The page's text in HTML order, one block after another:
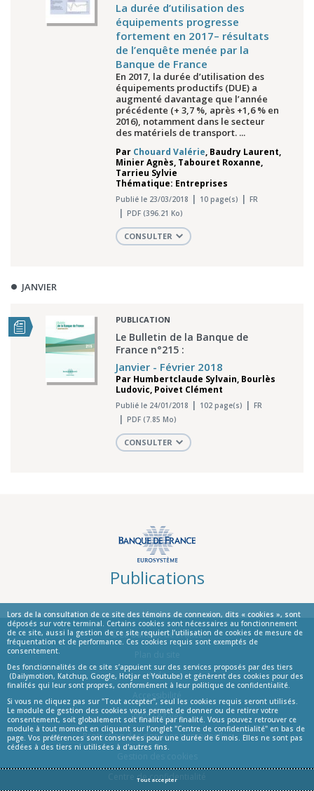
Lors de la consultation de ce site des témoins de connexion, dits « cookies », sont
déposés sur votre terminal. Certains cookies sont nécessaires au fonctionnement
de ce site, aussi la gestion de ce site requiert l’utilisation de cookies de mesure de
fréquentation et de performance. Ces cookies requis sont exemptés de
consentement.
Des fonctionnalités de ce site s’appuient sur des services proposés par des tiers
(Dailymotion, Katchup, Google, Hotjar et Youtube) et génèrent des cookies pour des
finalités qui leur sont propres, conformément à leur politique de confidentialité.
Si vous ne cliquez pas sur "Tout accepter", seul les cookies requis seront utilisés.
Le module de gestion des cookies vous permet de donner ou de retirer votre
consentement, soit globalement soit finalité par finalité. Vous pouvez retrouver ce
module à tout moment en cliquant sur l’onglet "Centre de confidentialité" en bas de
page. Vos préférences sont conservées pour une durée de 6 mois. Elles ne sont pas
cédées à des tiers ni utilisées à d'autres fins.
Tout accepter
La durée d’utilisation des
équipements progresse
fortement en 2017– résultats
de l’enquête menée par la
Banque de France
En 2017, la durée d’utilisation des
équipements productifs (DUE) a
augmenté davantage que l’année
précédente (+ 3,7 %, après +1,6 % en
2016), notamment dans le secteur
des matériels de transport. ...
Par Chouard Valérie, Baudry Laurent,
Minier Agnès, Tabouret Roxanne,
Tarrieu Sylvie
Thématique: Entreprises
Publié le 23/03/2018 10 page(s)
FR
PDF (396.21 Ko)
CONSULTER
JANVIER
PUBLICATION
Le Bulletin de la Banque de
France n°215 :
Janvier - Février 2018
Par Humbertclaude Sylvain, Bourlès
Ludovic, Poivet Clément
Publié le 24/01/2018 102 page(s)
FR
PDF (7.85 Mo)
CONSULTER
Publications
© La Banque de France
Informations
Aide
Infos Légales
Protection des données personnelles
Centre de confidentialité